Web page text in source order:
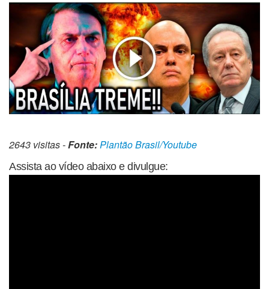
2643 visitas -Fonte:Plantão Brasil/Youtube
Assista ao vídeo abaixo e divulgue: